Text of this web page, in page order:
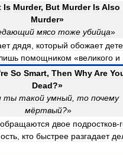
Is Murder, But Murder Is Also
Murder»
мясо тоже убийца»
дядя который обожает
помощником «великого и
re So Smart, Then WhyAre
Dead?»
ты такой умный то почему
мёртвый?»
обращаются двое подростков-
кто быстрее разгадает